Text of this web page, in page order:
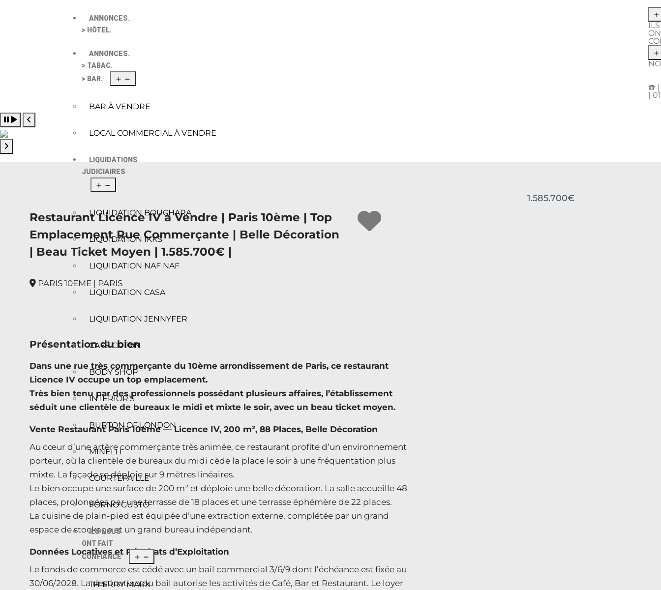
ANNONCES.
> HÔTEL.
ANNONCES.
> TABAC.
> BAR.
BAR À VENDRE
LOCAL COMMERCIAL À VENDRE
LIQUIDATIONS
JUDICIAIRES
LIQUIDATION BOUCHARA
LIQUIDATION IKKS
LIQUIDATION NAF NAF
LIQUIDATION CASA
LIQUIDATION JENNYFER
CAFÉ COTON
BODY SHOP
INTERIOR’S
BURTON OF LONDON
MINELLI
COURTEPAILLE
FORNO GUSTO
ILS NOUS
ONT FAIT
CONFIANCE
THIERRY MARX
☎️ |
|
Pause slide rotation
Resume slide rotation
Previous slide
Restaurant Licence IV à Vendre | Paris 10ème | Top
Emplacement Rue Commerçante | Belle Décoration
| Beau Ticket Moyen | 1.585.700€ |
PARIS 10EME | PARIS
Présentation du bien
Dans une rue très commerçante du 10ème arrondissement de Paris, ce restaurant
Licence IV occupe un top emplacement.
Très bien tenu par des professionnels possédant plusieurs affaires, l’établissement
séduit une clientèle de bureaux le midi et mixte le soir, avec un beau ticket moyen.
Vente Restaurant Paris 10ème — Licence IV, 200 m², 88 Places, Belle Décoration
Au cœur d’une artère commerçante très animée, ce restaurant profite d’un environnement
porteur, où la clientèle de bureaux du midi cède la place le soir à une fréquentation plus
mixte. La façade se déploie sur 9 mètres linéaires.
Le bien occupe une surface de 200 m² et déploie une belle décoration. La salle accueille 48
places, prolongées par une terrasse de 18 places et une terrasse éphémère de 22 places.
La cuisine de plain-pied est équipée d’une extraction externe, complétée par un grand
espace de stockage et un grand bureau indépendant.
Données Locatives et Résultats d’Exploitation
Le fonds de commerce est cédé avec un bail commercial 3/6/9 dont l’échéance est fixée au
30/06/2028. La destination du bail autorise les activités de Café, Bar et Restaurant. Le loyer
1.585.700€